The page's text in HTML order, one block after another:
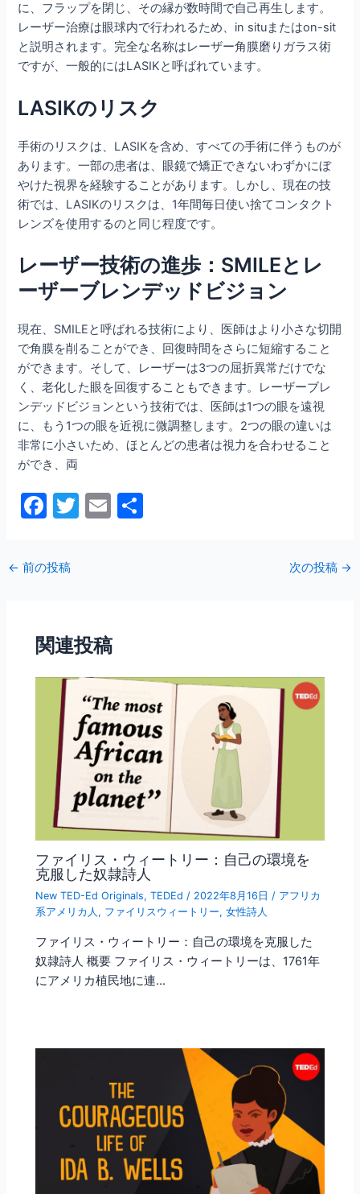
に、フラップを閉じ、その縁が数時間で自己再生します。
レーザー治療は眼球内で行われるため、in situまたはon-sit
と説明されます。完全な名称はレーザー角膜磨りガラス術
ですが、一般的にはLASIKと呼ばれています。
LASIKのリスク
手術のリスクは、LASIKを含め、すべての手術に伴うものが
あります。一部の患者は、眼鏡で矯正できないわずかにぼ
やけた視界を経験することがあります。しかし、現在の技
術では、LASIKのリスクは、1年間毎日使い捨てコンタクト
レンズを使用するのと同じ程度です。
レーザー技術の進歩：SMILEとレ
ーザーブレンデッドビジョン
現在、SMILEと呼ばれる技術により、医師はより小さな切開
で角膜を削ることができ、回復時間をさらに短縮すること
ができます。そして、レーザーは3つの屈折異常だけでな
く、老化した眼を回復することもできます。レーザーブレ
ンデッドビジョンという技術では、医師は1つの眼を遠視
に、もう1つの眼を近視に微調整します。2つの眼の違いは
非常に小さいため、ほとんどの患者は視力を合わせること
ができ、両
F
c
e
o
o
k
T
E
← 前の投稿 次の投稿 →
関連投稿
ファイリス・ウィートリー：自己の環境を
克服した奴隷詩人
New TED-Ed Originals,TEDEd / 2022年8月16日/ アフリカ
系アメリカ人 , ファイリスウィートリー,女性詩人
ファイリス・ウィートリー：自己の環境を克服した
奴隷詩人 概要 ファイリス・ウィートリーは、1761年
にアメリカ植民地に連…